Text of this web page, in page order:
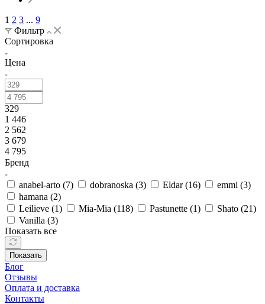
1 2 3 ... 9
Фильтр
Сортировка
Цена
329
1 446
2 562
3 679
4 795
Бренд
anabel-arto (7) dobranoska (3) Eldar (16) emmi (3)
hamana (2)
Leilieve (1) Mia-Mia (118) Pastunette (1) Shato (21)
Vanilla (3)
Показать все
Показать
Блог
Отзывы
Оплата и доставка
Контакты